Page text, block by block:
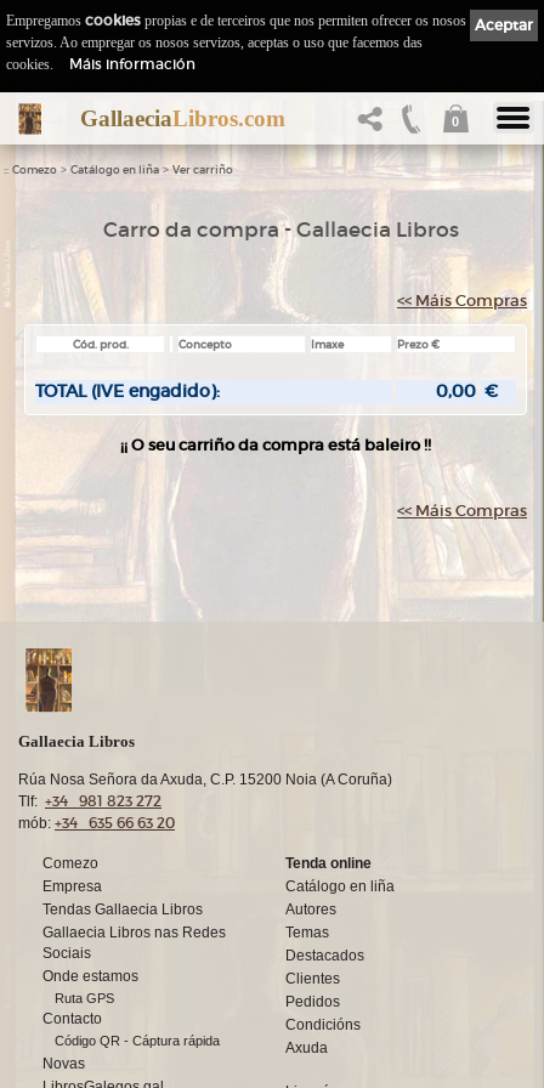
GallaeciaLibros.com 0
:: Comezo > Catálogo en liña > Ver carriño
Carro da compra - Gallaecia Libros
<< Máis Compras
Cód. prod. Concepto Imaxe Prezo €
TOTAL (IVE engadido): 0,00 €
¡¡ O seu carriño da compra está baleiro !!
<< Máis Compras
Gallaecia Libros
Rúa Nosa Señora da Axuda, C.P. 15200 Noia (A Coruña)
Tlf: +34 981 823 272
mób: +34 635 66 63 20
Comezo
Empresa
Tendas Gallaecia Libros
Gallaecia Libros nas Redes
Sociais
Onde estamos
Ruta GPS
Contacto
Código QR - Cáptura rápida
Novas
Tenda online
Catálogo en liña
Autores
Temas
Destacados
Clientes
Pedidos
Condicións
Axuda
Aceptar
Empregamos cookies propias e de terceiros que nos permiten ofrecer os nosos
servizos. Ao empregar os nosos servizos, aceptas o uso que facemos das
cookies.
Máis información